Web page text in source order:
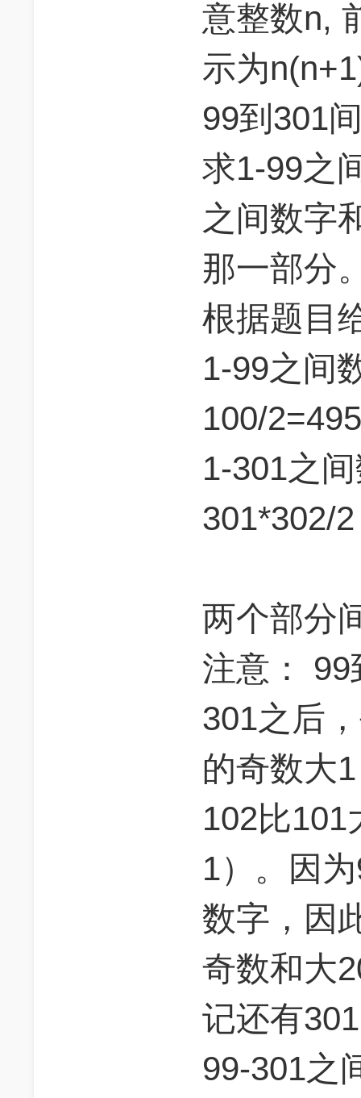
意整数n,
示为
99到301
求1-99之
之间数字
那一部分
根据题目
1-99之间
100/
1-301之
301*302/
两个部分
注意：
301之后
的奇数大
102比101
1）。因
数字，因
奇数和大
记还有
99-301之